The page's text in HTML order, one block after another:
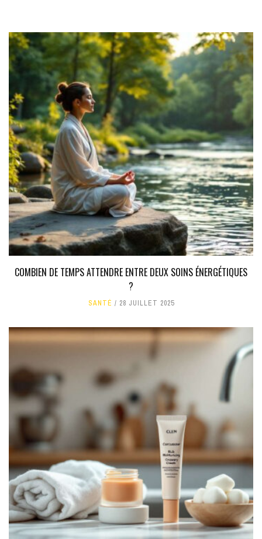
COMBIEN DE TEMPS ATTENDRE ENTRE DEUX SOINS ÉNERGÉTIQUES
?
SANTÉ 28 JUILLET 2025